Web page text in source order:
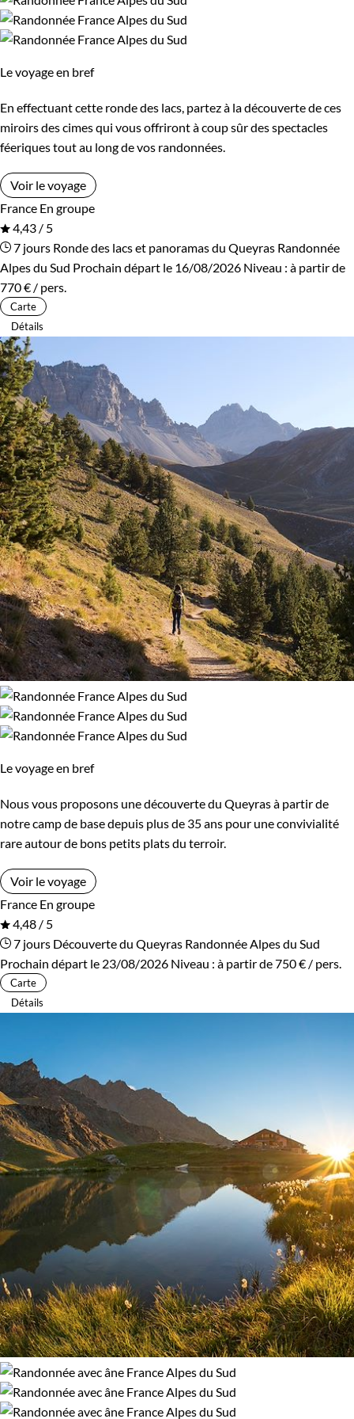
par une convivialité unique autour de bons petits plats du
terroir. Vous partirez à la découverte de la gastronomie locale
conviviaux vous permettront de savourer la richesse
culinaire de cette région d’exception.Des randonnées pour
tous les niveaux et toutes les envies
Nous proposons des randonnées pour tous les goûts pour
découvrir le parc naturel régional du Queyras, que ce soit
pour les débutants ou les plus expérimentés. Des treks
itinérants entre vallées et alpages, en passant par les lacs de
montagne, notre offre de voyage saura satisfaire toutes vos
envies de randonnée. Un séjour sur mesure pour découvrir la
montagne en toute convivialité.
De 1 250 à 2 000 €
Les 6/9 ans
Les 10/13 ans Les 14/16 ans
Confort
Refuge, gîte, dortoir Standard
Supérieur
Itinérance
Itinérant
En étoile
Environnement
Forêts, collines, rivières et lacs
Montagne
Neige Patrimoine et Nature
Le voyage en bref
En effectuant cette ronde des lacs, partez à la découverte de ces
miroirs des cimes qui vous offriront à coup sûr des spectacles
féeriques tout au long de vos randonnées.
Voir le voyage
France En groupe
4,43 / 5
7 jours Ronde des lacs et panoramas du Queyras Randonnée
Alpes du Sud Prochain départ le 16/08/2026 Niveau : à partir de
770 € / pers.
Carte
Détails
Le voyage en bref
Nous vous proposons une découverte du Queyras à partir de
notre camp de base depuis plus de 35 ans pour une convivialité
rare autour de bons petits plats du terroir.
Voir le voyage
France En groupe
4,48 / 5
7 jours Découverte du Queyras Randonnée Alpes du Sud
Prochain départ le 23/08/2026 Niveau : à partir de750 € / pers.
Carte
Détails